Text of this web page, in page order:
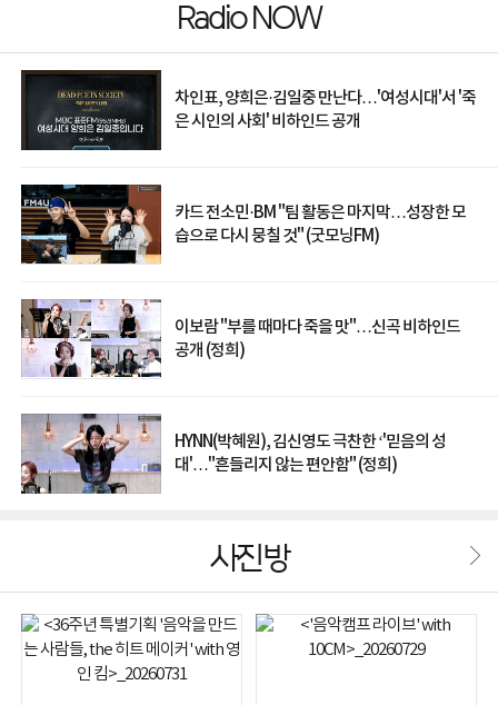
Radio NOW
차인표, 양희은·김일중 만난다…'여성시대'서 '죽
은 시인의 사회' 비하인드 공개
카드 전소민·BM "팀 활동은 마지막…성장한 모
습으로 다시 뭉칠 것" (굿모닝FM)
이보람 "부를 때마다 죽을 맛"…신곡 비하인드
공개 (정희)
HYNN(박혜원), 김신영도 극찬한 ‘'믿음의 성
대'…"흔들리지 않는 편안함" (정희)
사진방